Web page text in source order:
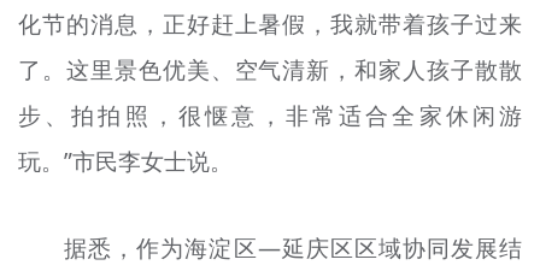
化节的消息，正好赶上暑假，我就带着孩子过来
了。这里景色优美、空气清新，和家人孩子散散
步、拍拍照，很惬意，非常适合全家休闲游
玩。”市民李女士说。
据悉，作为海淀区—延庆区区域协同发展结